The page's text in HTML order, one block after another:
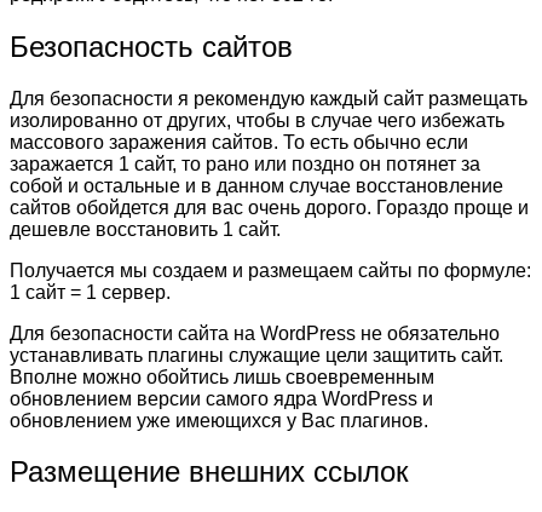
Безопасность сайтов
Для безопасности я рекомендую каждый сайт размещать
изолированно от других, чтобы в случае чего избежать
массового заражения сайтов. То есть обычно если
заражается 1 сайт, то рано или поздно он потянет за
собой и остальные и в данном случае восстановление
сайтов обойдется для вас очень дорого. Гораздо проще и
дешевле восстановить 1 сайт.
Получается мы создаем и размещаем сайты по формуле:
1 сайт = 1 сервер.
Для безопасности сайта на WordPress не обязательно
устанавливать плагины служащие цели защитить сайт.
Вполне можно обойтись лишь своевременным
обновлением версии самого ядра WordPress и
обновлением уже имеющихся у Вас плагинов.
Размещение внешних ссылок